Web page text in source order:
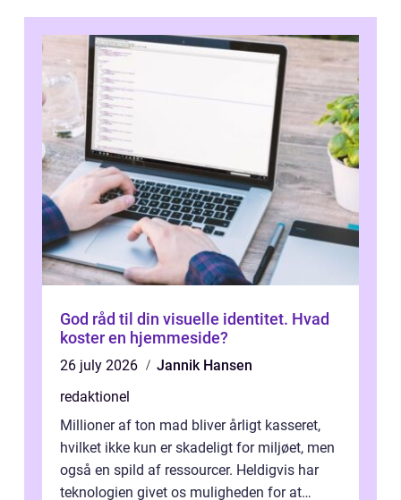
God råd til din visuelle identitet. Hvad
koster en hjemmeside?
26 july 2026
Jannik Hansen
redaktionel
Millioner af ton mad bliver årligt kasseret,
hvilket ikke kun er skadeligt for miljøet, men
også en spild af ressourcer. Heldigvis har
teknologien givet os muligheden for at